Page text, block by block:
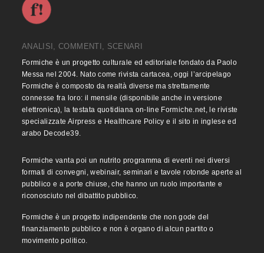
ANALISI, COMMENTI, SCENARI
Formiche è un progetto culturale ed editoriale fondato da Paolo
Messa nel 2004. Nato come rivista cartacea, oggi l’arcipelago
Formiche è composto da realtà diverse ma strettamente
connesse fra loro: il mensile (disponibile anche in versione
elettronica), la testata quotidiana on-line Formiche.net, le riviste
specializzate Airpress e Healthcare Policy e il sito in inglese ed
arabo Decode39.
Formiche vanta poi un nutrito programma di eventi nei diversi
formati di convegni, webinair, seminari e tavole rotonde aperte al
pubblico e a porte chiuse, che hanno un ruolo importante e
riconosciuto nel dibattito pubblico.
Formiche è un progetto indipendente che non gode del
finanziamento pubblico e non è organo di alcun partito o
movimento politico.